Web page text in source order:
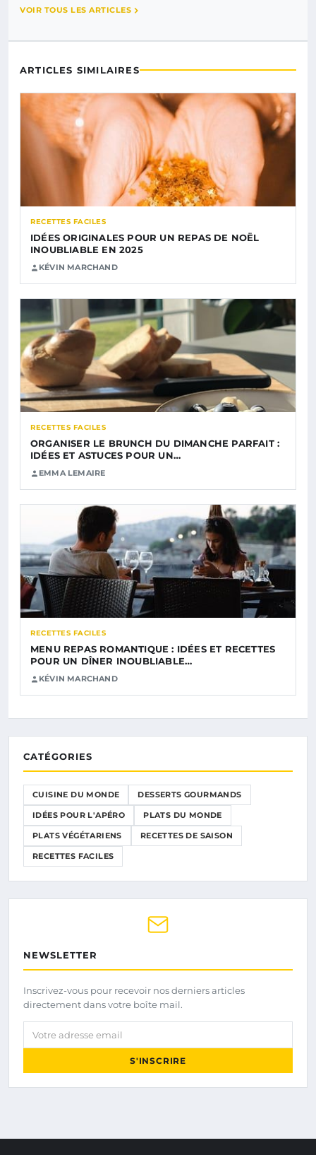
VOIR TOUS LES ARTICLES
ARTICLES SIMILAIRES
RECETTES FACILES
IDÉES ORIGINALES POUR UN REPAS DE NOËL
INOUBLIABLE EN 2025
KÉVIN MARCHAND
RECETTES FACILES
ORGANISER LE BRUNCH DU DIMANCHE PARFAIT :
IDÉES ET ASTUCES POUR UN…
EMMA LEMAIRE
RECETTES FACILES
MENU REPAS ROMANTIQUE : IDÉES ET RECETTES
POUR UN DÎNER INOUBLIABLE…
KÉVIN MARCHAND
CATÉGORIES
CUISINE DU MONDE DESSERTS GOURMANDS
IDÉES POUR L'APÉRO PLATS DU MONDE
PLATS VÉGÉTARIENS RECETTES DE SAISON
RECETTES FACILES
NEWSLETTER
Inscrivez-vous pour recevoir nos derniers articles
directement dans votre boîte mail.
Votre adresse email
S'INSCRIRE